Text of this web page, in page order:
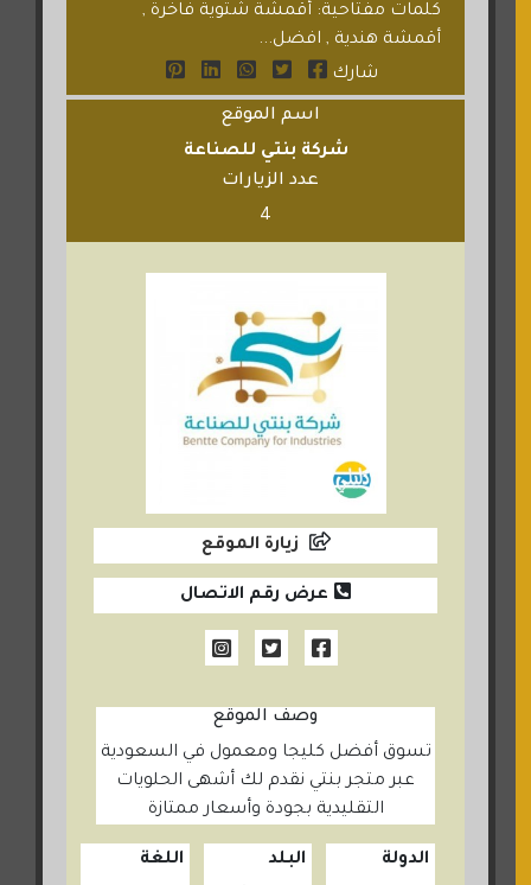
كلمات مفتاحية: أقمشة شتوية فاخرة ,
أقمشة هندية , افضل...
شارك
اسم الموقع
شركة بنتي للصناعة
عدد الزيارات
4
زيارة الموقع
عرض رقم الاتصال
وصف الموقع
تسوق أفضل كليجا ومعمول في السعودية
عبر متجر بنتي نقدم لك أشهى الحلويات
التقليدية بجودة وأسعار ممتازة
الدولة
البلد
اللغة